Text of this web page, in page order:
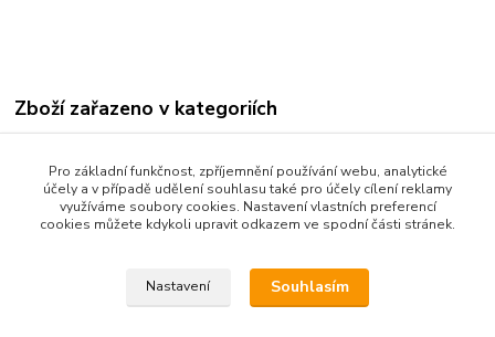
Zboží zařazeno v kategoriích
Pro základní funkčnost, zpříjemnění používání webu, analytické
účely a v případě udělení souhlasu také pro účely cílení reklamy
využíváme soubory cookies. Nastavení vlastních preferencí
cookies můžete kdykoli upravit odkazem ve spodní části stránek.
Nastavení Souhlasím